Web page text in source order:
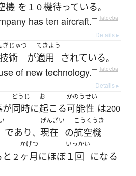
機 を １０機待っている。
has ten aircraft.— Tatoeba
Details ▸
ぎじゅつ
術 が
てきよう
適用 されている。
of new technology.— Tatoeba
Details ▸
が
どうじ
同時に
お
起こる
かのうせい
可能性 は200
であり、
げんざい
現在 の
こうくうき
航空機
２
かげつ
ヶ月 にほぼ
いっかい
１回 になる